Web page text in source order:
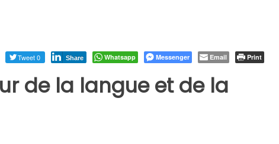
Tweet 0 Share Whatsapp Messenger Email Print
de la langue et de la